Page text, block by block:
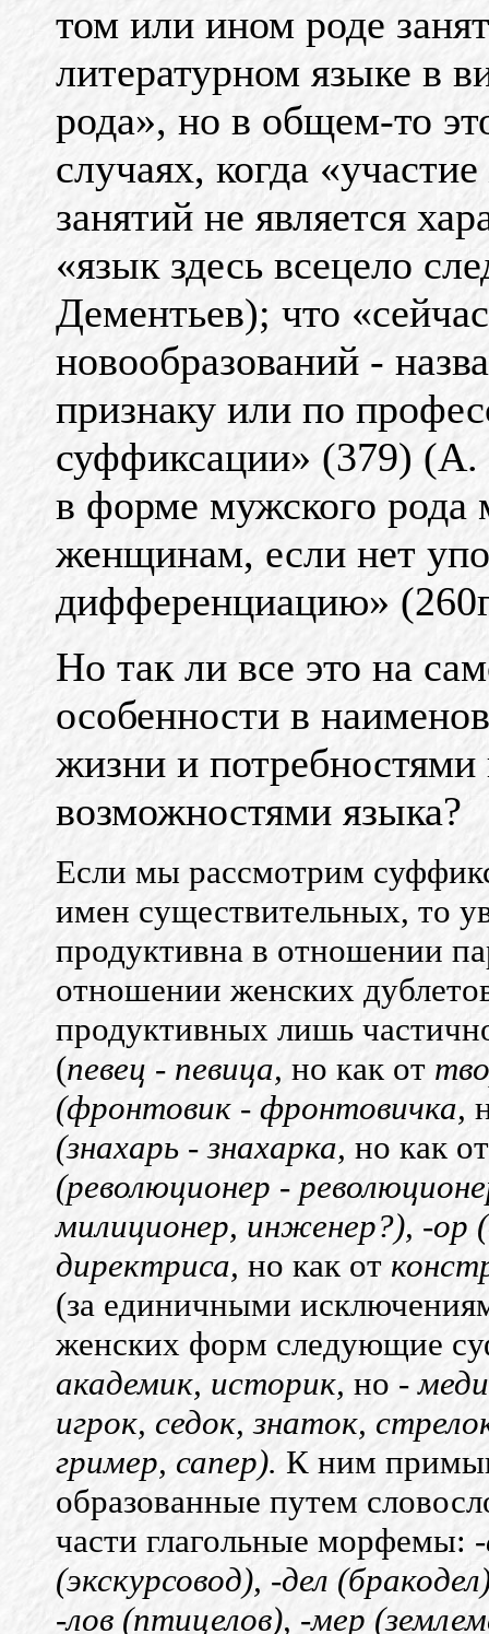
том или ином роде
литературном языке в
рода», но в общем-то
случаях, когда
занятий не является
«язык здесь всецело
Дементьев); что
новообразований -
признаку или по
суффиксации» (379)
в форме мужского рода
женщинам, если нет
дифференциацию»
Но так ли все это на
особенности в
жизни и
возможностями языка?
Если мы рассмотрим
имен существительных, то
продуктивна в отношении
отношении женских
продуктивных лишь
(певец - певица, но как от
(фронтовик - фронтовичка,
(знахарь -знахарка, но как
(революционер -
милиционер, инженер?), -ор
директриса, но как от
(за единичными
женских форм следующие
академик, историк, но -
игрок, седок, знаток,
гример, сапер). К ним
образованные путем
части глагольные морфемы:
(экскурсовод), -дел
-лов (птицелов), -мер